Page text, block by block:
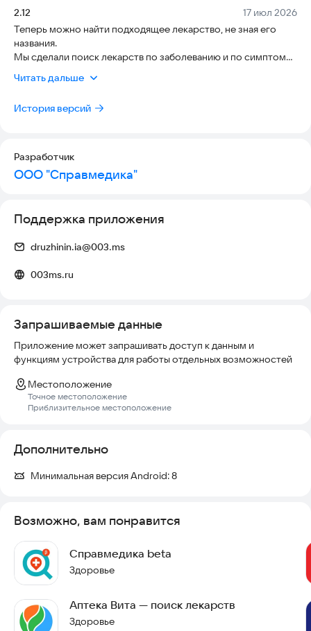
Версия:
2.12 Дата:
17 июл 2026
Теперь можно найти подходящее лекарство, не зная его
названия.
Мы сделали поиск лекарств по заболеванию и по симптому.
пополняется. Ещё теперь можно найти лекарство, полистав
для вас и нас исправления.
Читать дальше
История версий
Разработчик
ООО "Справмедика"
Поддержка приложения
druzhinin.ia@003.ms
003ms.ru
Запрашиваемые данные
Приложение может запрашивать доступ к данным и
функциям устройства для работы отдельных возможностей
Местоположение
Точное местоположение
Приблизительное местоположение
Дополнительно
Минимальная версия Android:8
Возможно, вам понравится
Справмедика beta
Здоровье
Аптека Вита — поиск лекарств
Здоровье